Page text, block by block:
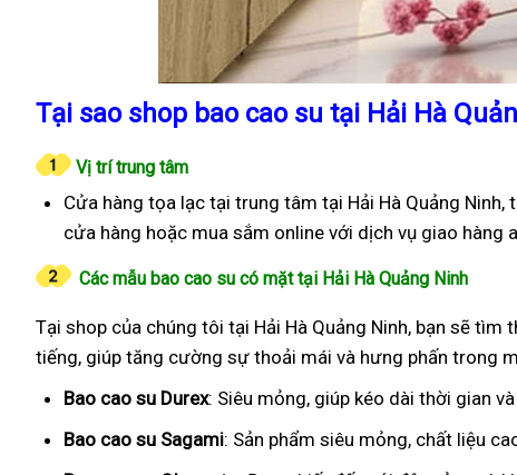
Tại sao shop bao cao su tại Hải Hà
Vị trí trung tâm
Cửa hàng tọa lạc tại trung tâm tại Hải Hà Quảng
cửa hàng hoặc mua sắm online với dịch vụ giao hàng
Các mẫu bao cao su có mặt tại Hải Hà Quảng Ninh
Tại shop của chúng tôi tại Hải Hà Quảng Ninh, bạn sẽ
tiếng, giúp tăng cường sự thoải mái và hưng phấn trong
Bao cao su Durex: Siêu mỏng, giúp kéo dài thời gian
Bao cao su Sagami: Sản phẩm siêu mỏng, chất liệu